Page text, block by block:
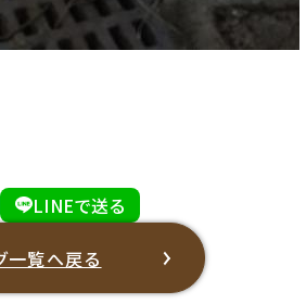
LINEで送る
一覧へ戻る